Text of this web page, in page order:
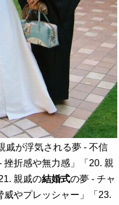
戚が浮気される夢 - 不信
折感や無力感」「20. 親
親戚の結婚式の夢 - チャ
威やプレッシャー」「23.